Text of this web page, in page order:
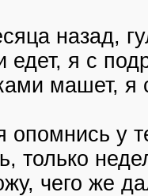
назад,
едет, я с
машет,
опомнись у
только
чего же